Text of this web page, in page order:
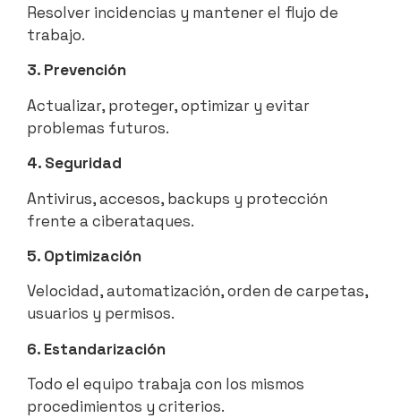
Resolver incidencias y mantener el flujo de
trabajo.
3. Prevención
Actualizar, proteger, optimizar y evitar
problemas futuros.
4. Seguridad
Antivirus, accesos, backups y protección
frente a ciberataques.
5. Optimización
Velocidad, automatización, orden de carpetas,
usuarios y permisos.
6. Estandarización
Todo el equipo trabaja con los mismos
procedimientos y criterios.